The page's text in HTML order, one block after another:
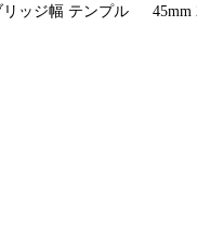
リッジ幅 テンプル 45mm